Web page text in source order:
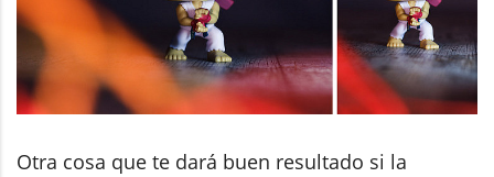
Otra cosa que te dará buen resultado si la